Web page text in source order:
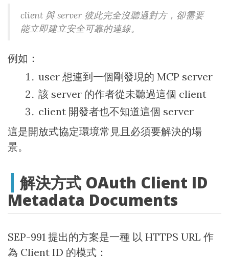
client 與 server 彼此完全沒聽過對方，卻需要
能立即建立安全可靠的連線。
例如：
user 想連到一個剛發現的 MCP server
該 server 的作者從未聽過這個 client
client 開發者也不知道這個 server
這是開放式協定環境常見且必須要解決的場
景。
解決方式 OAuth Client ID
Metadata Documents
SEP-991 提出的方案是一種 以 HTTPS URL 作
為 Client ID 的模式：